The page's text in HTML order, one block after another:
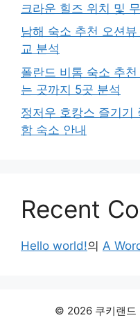
크라운 힐즈 위치 및
남해 숙소 추천 오션
교 분석
폴란드 비톰 숙소 추
는 곳까지 5곳 분석
정저우 호캉스 즐기기
함 숙소 안내
Recent
Hello world!의 A
© 2026 쿠키랜드